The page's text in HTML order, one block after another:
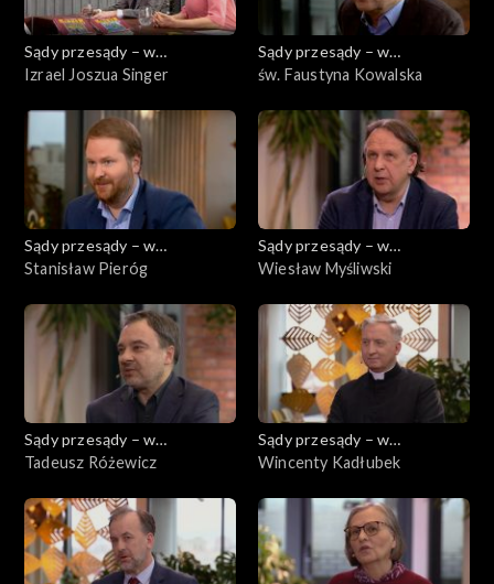
Sądy przesądy – w
powiększeniu
Izrael Joszua Singer
Sądy przesądy – w
powiększeniu
św. Faustyna Kowalska
Sądy przesądy – w
powiększeniu
Stanisław Pieróg
Sądy przesądy – w
powiększeniu
Wiesław Myśliwski
Sądy przesądy – w
powiększeniu
Tadeusz Różewicz
Sądy przesądy – w
powiększeniu
Wincenty Kadłubek